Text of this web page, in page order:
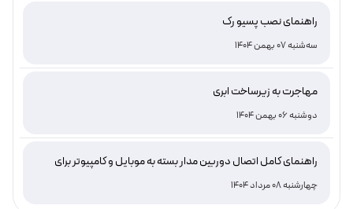
راهنمای نصب پسیو رک
سه‌شنبه 07 بهمن 1404
مهاجرت به زیرساخت ابری
دوشنبه 06 بهمن 1404
راهنمای کامل اتصال دوربین مدار بسته به موبایل و کامپیوتر برای
چهارشنبه 08 مرداد 1404